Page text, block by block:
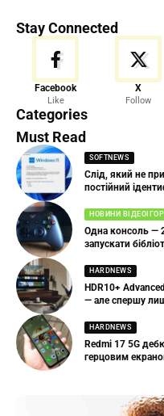
Stay Connected
Facebook
Like
X
Follow
Categories
Must Read
SOFTNEWS
Слід, який не
постійний
НОВИНИ ВІДЕОІГОР
Одна консоль —
запускати
HARDNEWS
HDR10+
— але спершу
HARDNEWS
Redmi 17 5G
герцовим